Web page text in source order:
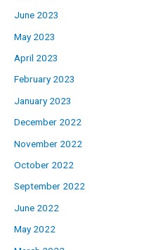
June 2023
May 2023
April 2023
February 2023
January 2023
December 2022
November 2022
October 2022
September 2022
June 2022
May 2022